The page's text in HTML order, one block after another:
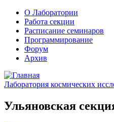
О Лаборатории
Работа секции
Расписание семинаров
Программирование
Форум
Архив
Лаборатория космических
Ульяновская